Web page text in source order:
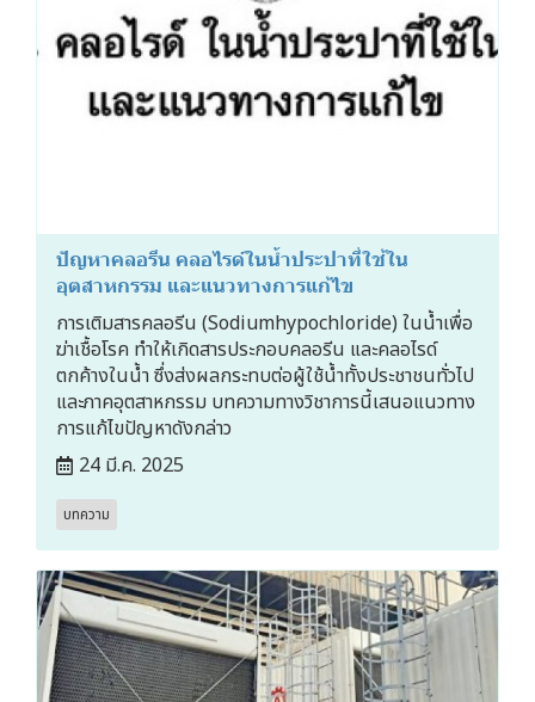
ปัญหาคลอรีน คลอไรด์ในน้ำประปาที่ใช้ใน
อุตสาหกรรม และแนวทางการแก้ไข
การเติมสารคลอรีน (Sodiumhypochloride) ในน้ำเพื่อ
ฆ่าเชื้อโรค ทำให้เกิดสารประกอบคลอรีน และคลอไรด์
ตกค้างในน้ำ ซึ่งส่งผลกระทบต่อผู้ใช้น้ำทั้งประชาชนทั่วไป
และภาคอุตสาหกรรม บทความทางวิชาการนี้เสนอแนวทาง
การแก้ไขปัญหาดังกล่าว
24 มี.ค. 2025
บทความ